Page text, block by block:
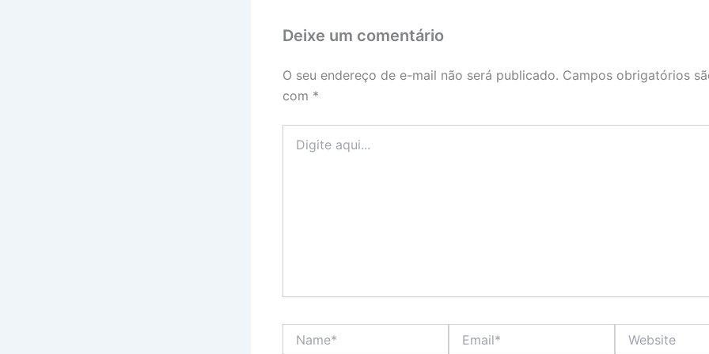
Deixe um comentário
O seu endereço de e-mail não será publicado. Campos obrigatórios
com *
aqui...